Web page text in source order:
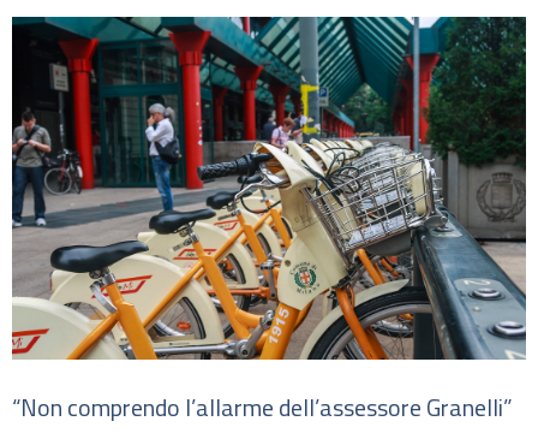
“Non comprendo l’allarme dell’assessore Granelli”